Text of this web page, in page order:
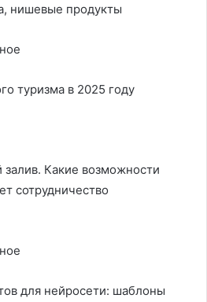
нишевые продукты
туризма в 2025 году
залив. Какие возможности
сотрудничество
для нейросети: шаблоны